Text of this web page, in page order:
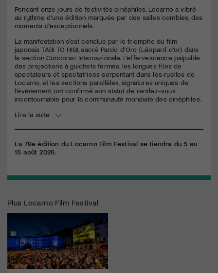
Pendant onze jours de festivités cinéphiles, Locarno a vibré
au rythme d’une édition marquée par des salles combles, des
moments d’exceptionnels.
La manifestation s’est conclue par le triomphe du film
japonais TABI TO HIBI , sacré Pardo d’Oro (Léopard d’or) dans
la section Concorso Internazionale. L’effervescence palpable
des projections à guichets fermés, les longues files de
spectateurs et spectatrices serpentant dans les ruelles de
Locarno, et les sections parallèles, signatures uniques de
l’événement, ont confirmé son statut de rendez-vous
incontournable pour la communauté mondiale des cinéphiles.
Lire la suite
La 79e édition du Locarno Film Festival se tiendra du 5 au
15 août 2026.
Plus Locarno Film Festival